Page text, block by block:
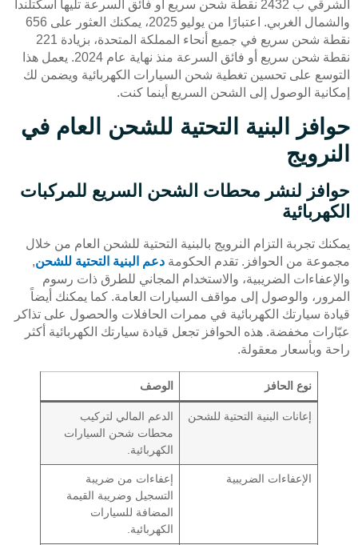
الشرقي ب 2432 نقطة شحن سريع أو فائق السرعة تليها اسكتلندا
والشمال الغربي. اعتبارًا من يوليو 2025، يمكنك العثور على 656
نقطة شحن سريع في جميع أنحاء المملكة المتحدة، بزيادة 221
نقطة شحن سريع أو فائق السرعة منذ نهاية عام 2024. يعمل هذا
التوسع على تحسين تغطية شحن السيارات الكهربائية ويضمن لك
إمكانية الوصول إلى الشحن السريع أينما كنت.
حوافز البنية التحتية للشحن العام في
النرويج
حوافز لنشر محطات الشحن السريع للمركبات
الكهربائية
يمكنك تجربة التزام النرويج بالبنية التحتية للشحن العام من خلال
مجموعة من الحوافز. تقدم الحكومة دعم البنية التحتية للشحن,
والإعفاءات الضريبية، والاستخدام المجاني للطرق ذات رسوم
المرور، والوصول إلى مواقف السيارات العامة. كما يمكنك أيضاً
قيادة سيارتك الكهربائية في ممرات الحافلات والحصول على تذاكر
عبّارات مخفضة. هذه الحوافز تجعل قيادة سيارتك الكهربائية أكثر
راحة وبأسعار معقولة.
نوع الحافز الوصف
إعانات البنية التحتية للشحن
الدعم المالي لتركيب
محطات شحن السيارات
الكهربائية.
الإعفاءات الضريبية
إعفاءات من ضريبة
التسجيل وضريبة القيمة
المضافة للسيارات
الكهربائية.